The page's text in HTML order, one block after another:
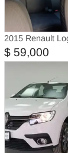
2015 Renault
Dynamiq
$ 59,000